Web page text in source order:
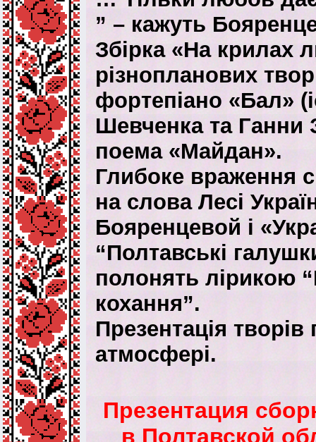
” – кажуть
Збірка «На крилах
різнопланових
фортепіано «Бал»
Шевченка та Ганни
поема «Майдан».
Глибоке враження
на слова Лесі
Бояренцевой і
“Полтавські
полонять лірикою
кохання”.
Презентація
атмосфері.
Презентация
в Полтавской